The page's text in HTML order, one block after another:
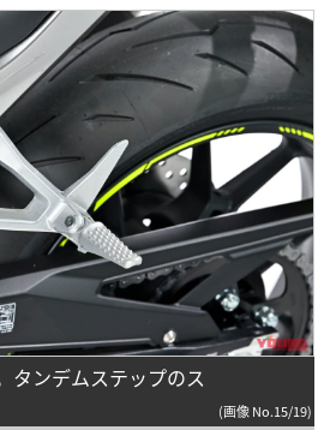
タンデムステップのス
(画像 No.15/19)